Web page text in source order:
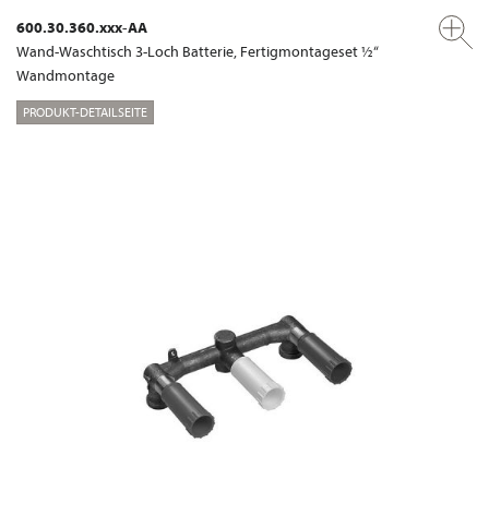
600.30.360.xxx-AA
Wand-Waschtisch 3-Loch Batterie, Fertigmontageset ½“
Wandmontage
PRODUKT-DETAILSEITE